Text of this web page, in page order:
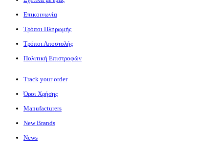
Επικοινωνία
Τρόποι Πληρωμής
Τρόποι Αποστολής
Πολιτική Επιστροφών
Track your order
Όροι Χρήσης
Manufacturers
New Brands
News